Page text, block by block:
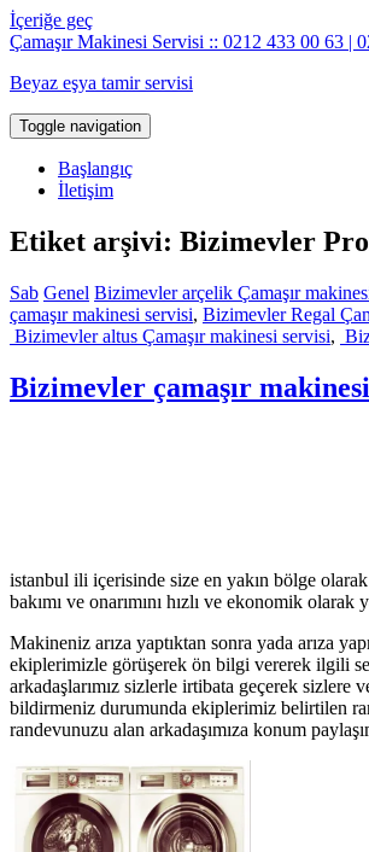
İçeriğe geç
Çamaşır Makinesi Servisi :: 0212 433 00 63 |
Beyaz eşya tamir servisi
Toggle navigation
Başlangıç
İletişim
Etiket arşivi: Bizimevler
Sab Genel Bizimevler arçelik Çamaşır
çamaşır makinesi servisi, Bizimevler Regal
Bizimevler altus Çamaşır makinesi servisi,
Bizimevler çamaşır
istanbul ili içerisinde size en yakın bölge olarak
bakımı ve onarımını hızlı ve ekonomik
Makineniz arıza yaptıktan sonra yada arıza
ekiplerimizle görüşerek ön bilgi vererek ilgili
arkadaşlarımız sizlerle irtibata geçerek
bildirmeniz durumunda ekiplerimiz belirtilen
randevunuzu alan arkadaşımıza konum